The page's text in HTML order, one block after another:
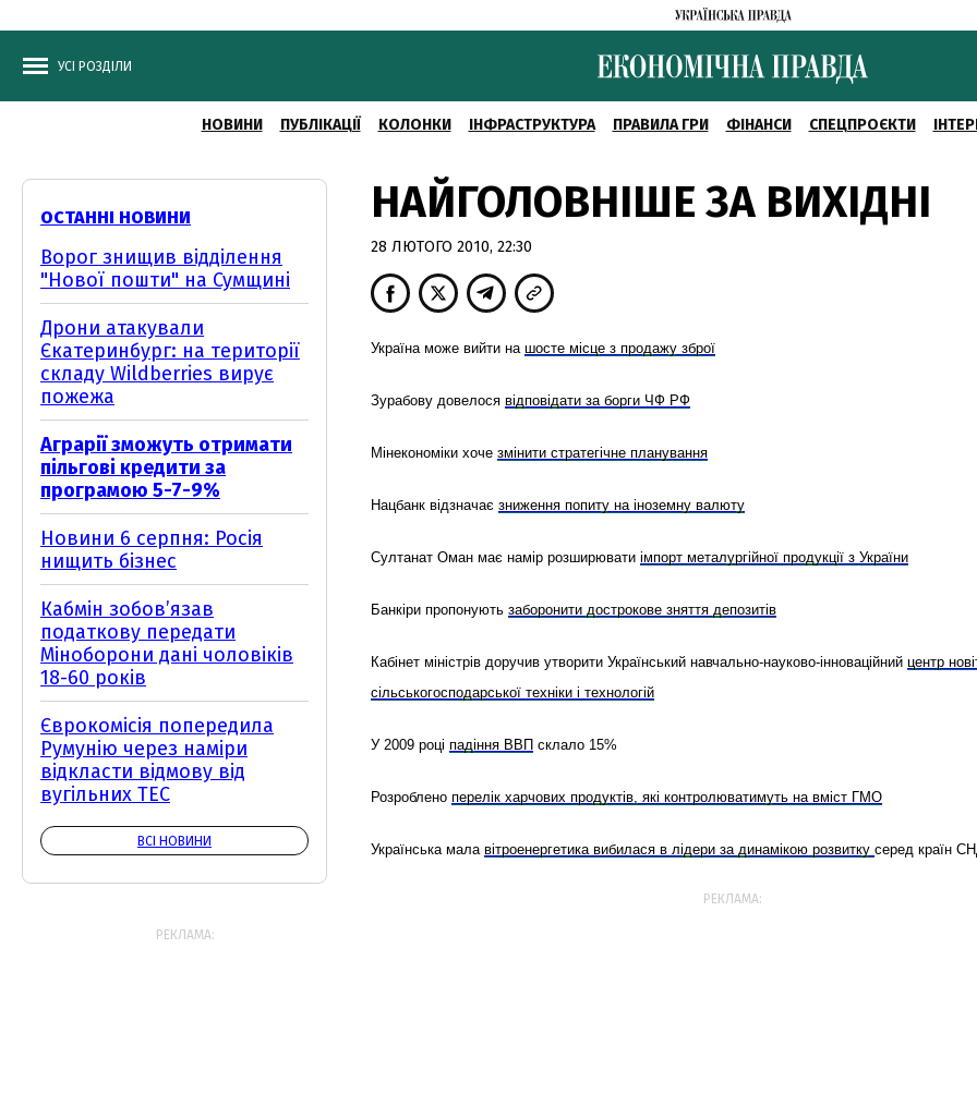
УСІ РОЗДІЛИ
НОВИНИ ПУБЛІКАЦІЇ КОЛОНКИ ІНФРАСТРУКТУРА ПРАВИЛА ГРИ ФІНАНСИ СПЕЦПРОЄКТИ
НАЙГОЛОВНІШЕ ЗА ВИХІДНІ
28 ЛЮТОГО 2010, 22:30
Україна може вийти на шосте місце з продажу зброї
Зурабову довелося відповідати за борги ЧФ РФ
Мінекономіки хоче змінити стратегічне планування
Нацбанк відзначає зниження попиту на іноземну валюту
Султанат Оман має намір розширювати імпорт металургійної продукції з України
Банкіри пропонують заборонити дострокове зняття депозитів
Кабінет міністрів доручив утворити Український навчально-науково-інноваційний центр
сільськогосподарської техніки і технологій
У 2009 році падіння ВВП склало 15%
Розроблено перелік харчових продуктів, які контролюватимуть на вміст ГМО
Українська мала вітроенергетика вибилася в лідери за динамікою розвитку серед країн
РЕКЛАМА:
ОСТАННІ НОВИНИ
Ворог знищив відділення
"Нової пошти" на Сумщині
Дрони атакували
Єкатеринбург: на території
складу Wildberries вирує
пожежа
Аграрії зможуть отримати
пільгові кредити за
програмою 5-7-9%
Новини 6 серпня: Росія
нищить бізнес
Кабмін зобовʼязав
податкову передати
Міноборони дані чоловіків
18-60 років
Єврокомісія попередила
Румунію через наміри
відкласти відмову від
вугільних ТЕС
ВСІ НОВИНИ
РЕКЛАМА: